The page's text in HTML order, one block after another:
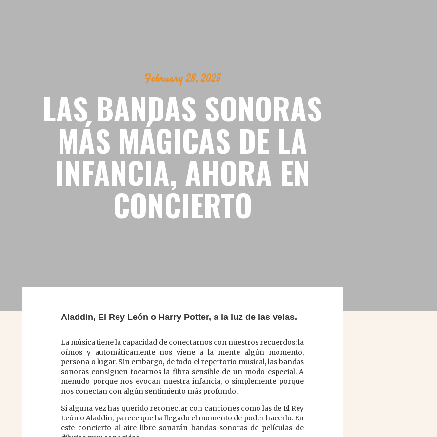
February 28, 2025
LAS BANDAS SONORAS
MÁS MÁGICAS DE LA
INFANCIA, AHORA EN
CONCIERTO
Aladdin, El Rey León o Harry Potter, a la luz de las velas.
La música tiene la capacidad de conectarnos con nuestros recuerdos: la
oímos y automáticamente nos viene a la mente algún momento,
persona o lugar. Sin embargo, de todo el repertorio musical, las bandas
sonoras consiguen tocarnos la fibra sensible de un modo especial. A
menudo porque nos evocan nuestra infancia, o simplemente porque
nos conectan con algún sentimiento más profundo.
Si alguna vez has querido reconectar con canciones como las de El Rey
León o Aladdin, parece que ha llegado el momento de poder hacerlo. En
este concierto al aire libre sonarán bandas sonoras de películas de